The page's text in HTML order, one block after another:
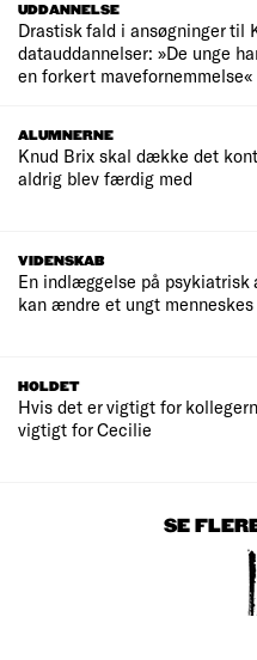
UDDANNELSE
Drastisk fald i ansøgninger til
datauddannelser: »De unge
en forkert mavefornemmelse«
ALUMNERNE
Knud Brix skal dække det
aldrig blev færdig med
VIDENSKAB
En indlæggelse på psykiatrisk
kan ændre et ungt menneskes
HOLDET
Hvis det er vigtigt for
vigtigt for Cecilie
SE